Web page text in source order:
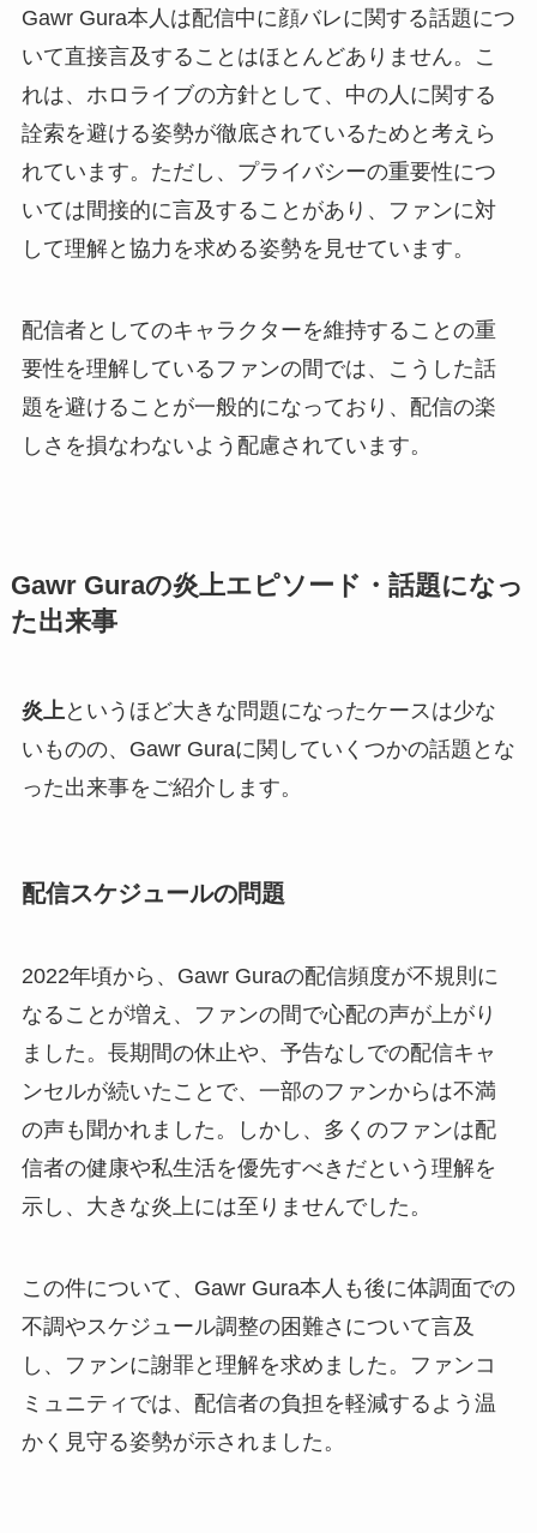
Gawr Gura本人は配信中に顔バレに関する話題につ
いて直接言及することはほとんどありません。こ
れは、ホロライブの方針として、中の人に関する
詮索を避ける姿勢が徹底されているためと考えら
れています。ただし、プライバシーの重要性につ
いては間接的に言及することがあり、ファンに対
して理解と協力を求める姿勢を見せています。
配信者としてのキャラクターを維持することの重
要性を理解しているファンの間では、こうした話
題を避けることが一般的になっており、配信の楽
しさを損なわないよう配慮されています。
Gawr Guraの炎上エピソード・話題になっ
た出来事
炎上 というほど大きな問題になったケースは少な
いものの、Gawr Guraに関していくつかの話題とな
った出来事をご紹介します。
配信スケジュールの問題
2022年頃から、Gawr Guraの配信頻度が不規則に
なることが増え、ファンの間で心配の声が上がり
ました。長期間の休止や、予告なしでの配信キャ
ンセルが続いたことで、一部のファンからは不満
の声も聞かれました。しかし、多くのファンは配
信者の健康や私生活を優先すべきだという理解を
示し、大きな炎上には至りませんでした。
この件について、Gawr Gura本人も後に体調面での
不調やスケジュール調整の困難さについて言及
し、ファンに謝罪と理解を求めました。ファンコ
ミュニティでは、配信者の負担を軽減するよう温
かく見守る姿勢が示されました。